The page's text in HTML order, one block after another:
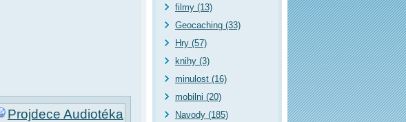
Projdece Audiotéka
filmy (13)
Geocaching (33)
Hry (57)
knihy (3)
minulost (16)
mobilni (20)
Navody (185)